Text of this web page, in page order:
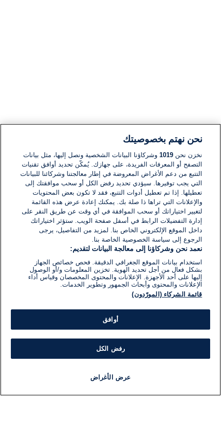
نحن نهتم بخصوصيتك
نخزن نحن1019 وشركاؤنا البيانات الشخصية ونصل إليها، مثل بيانات
التصفح أو المعرفات الفريدة، على جهازك. يُمكّن تحديد أوافق تقنيات
التتبع من دعم الأغراض المعروضة في إطار معالجتنا وشركائنا للبيانات
التي يجب توفيرها. سيؤدي تحديد رفض الكل أو سحب موافقتك إلى
تعطيلها. إذا تم تعطيل أدوات التتبع، فقد لا تكون بعض المحتويات
والإعلانات التي تراها ذا صلة بك. يمكنك إعادة عرض هذه القائمة
لتغيير اختياراتك أو سحب الموافقة في أي وقت عن طريق النقر على
إدارة التفضيلات الرابط في أسفل صفحة الويب. ستؤثر اختياراتك
داخل الموقع الإلكتروني الخاص بنا. لمزيد من التفاصيل، يرجى
الرجوع إلى سياسة الخصوصية الخاصة بنا.
نعمد نحن وشركاؤنا إلى معالجة البيانات لتقديم:
استخدام بيانات الموقع الجغرافي الدقيقة. فحص خصائص الجهاز
بشكل فعال من أجل تحديد الهوية. تخزين المعلومات و/أو الوصول
إليها على أحد الأجهزة. الإعلانات والمحتوى المخصصان وقياس أداء
الإعلانات والمحتوى وأبحاث الجمهور وتطوير الخدمات.
قائمة الشركاء (المورّدون)
أوافق
رفض الكل
عرض الأغراض